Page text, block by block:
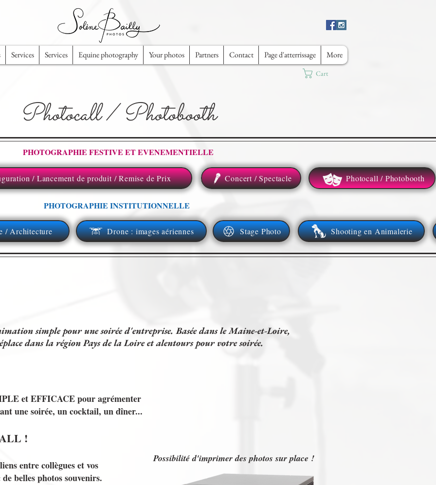
Services Services Equine photography Your photos Partners Contact Page d'atterrissage More
Cart
Photocall / Photobooth
PHOTOGRAPHIE FESTIVE ET EVENEMENTIELLE
/ Lancement de produit / Remise de Prix Concert / Spectacle Photocall / Photobooth
PHOTOGRAPHIE INSTITUTIONNELLE
/ Architecture Drone : images aériennes Stage Photo Shooting en Animalerie
simple pour une soirée d'entreprise. Basée dans le Maine-et-Loire,
dans la région Pays de la Loire et alentours pour votre soirée.
et EFFICACE pour agrémenter
une soirée, un cocktail, un dîner...
!
entre collègues et vos
belles photos souvenirs.
Possibilité d'imprimer des photos sur place !